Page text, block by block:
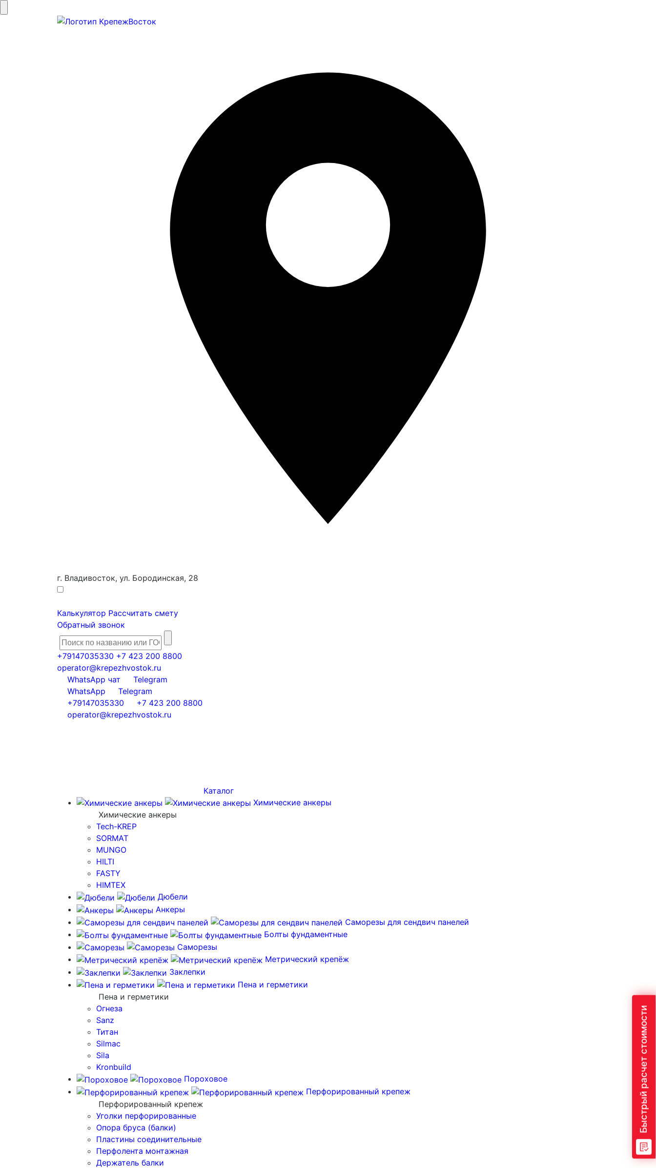
Быстрый расчет стоимости
г. Владивосток, ул. Бородинская, 28
Калькулятор Рассчитать смету
Обратный звонок
+79147035330 +7 423 200 8800
operator@krepezhvostok.ru
WhatsApp чат
Telegram
WhatsApp
Telegram
+79147035330
+7 423 200 8800
operator@krepezhvostok.ru
Каталог
Химические анкеры
Химические анкеры
Tech-KREP
SORMAT
MUNGO
HILTI
FASTY
HIMTEX
Дюбели
Анкеры
Саморезы для сендвич панелей
Болты фундаментные
Саморезы
Метрический крепёж
Заклепки
Пена и герметики
Пена и герметики
Огнеза
Sanz
Титан
Silmac
Sila
Kronbuild
Пороховое
Перфорированный крепеж
Перфорированный крепеж
Уголки перфорированные
Опора бруса (балки)
Пластины соединительные
Перфолента монтажная
Держатель балки